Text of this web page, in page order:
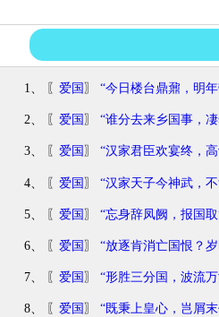
1、 〖 爱国 〗 “今日楼台鼎鼐，明
2、 〖 爱国 〗 “谁分去来乡国事，
3、 〖 爱国 〗 “汉家君臣欢宴终，
4、 〖 爱国〗 “汉家天子今神武，
5、 〖 爱国〗 “忘身辞凤阙，报国
6、 〖 爱国 〗 “放逐肯消亡国恨？
7、 〖 爱国 〗 “形胜三分国，波流
8、 〖 爱国 〗 “既秉上皇心，岂屑